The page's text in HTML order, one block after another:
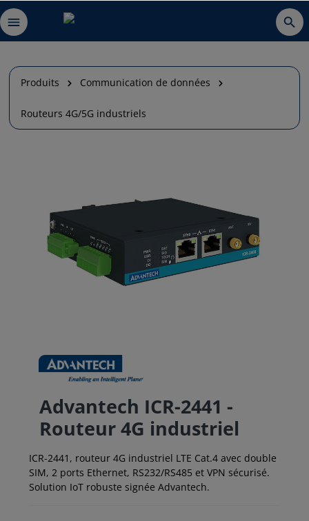
Produits Communication de données
Routeurs 4G/5G industriels
Advantech ICR-2441 -
Routeur 4G industriel
ICR-2441, routeur 4G industriel LTE Cat.4 avec double
SIM, 2 ports Ethernet, RS232/RS485 et VPN sécurisé.
Solution IoT robuste signée Advantech.